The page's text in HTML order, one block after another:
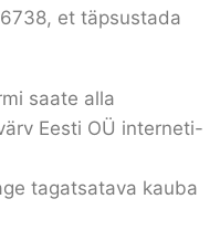
et täpsustada
saate alla
Eesti OÜ interneti-
tagatsatava kauba